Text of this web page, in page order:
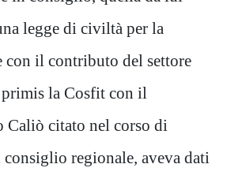
legge di civiltà per la
con il contributo del settore
primis la Cosfit con il
Caliò citato nel corso di
consiglio regionale, aveva dati